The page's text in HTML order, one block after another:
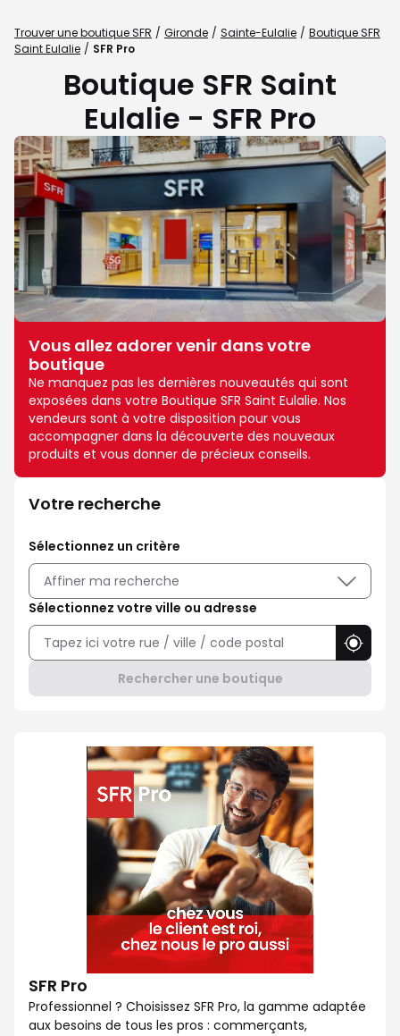
Trouver une boutique SFR Gironde Sainte-Eulalie
Boutique SFR
Saint Eulalie
SFR Pro
Boutique SFR Saint
Eulalie - SFR Pro
Vous allez adorer venir dans votre
boutique
Ne manquez pas les dernières nouveautés qui sont
exposées dans votre Boutique SFR Saint Eulalie. Nos
vendeurs sont à votre disposition pour vous
accompagner dans la découverte des nouveaux
produits et vous donner de précieux conseils.
Votre recherche
Sélectionnez un critère
Affiner ma recherche
Sélectionnez votre ville ou adresse
Rechercher une boutique
SFR Pro
Professionnel ? Choisissez SFR Pro, la gamme adaptée
aux besoins de tous les pros : commerçants,
Professionnel ? Choisissez